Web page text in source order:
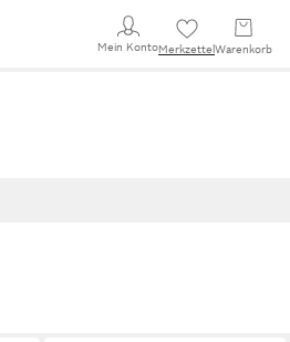
Mein KontoMerkzettel Warenkorb